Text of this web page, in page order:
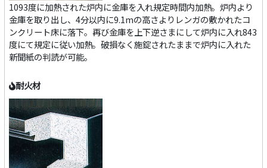
1093度に加熱された炉内に金庫を入れ規定時間内加熱。炉内より
金庫を取り出し、4分以内に9.1mの高さよりレンガの敷かれたコ
ンクリート床に落下。再び金庫を上下逆さまにして炉内に入れ843
度にて規定に従い加熱。破損なく施錠されたままで炉内に入れた
新聞紙の判読が可能。
耐火材